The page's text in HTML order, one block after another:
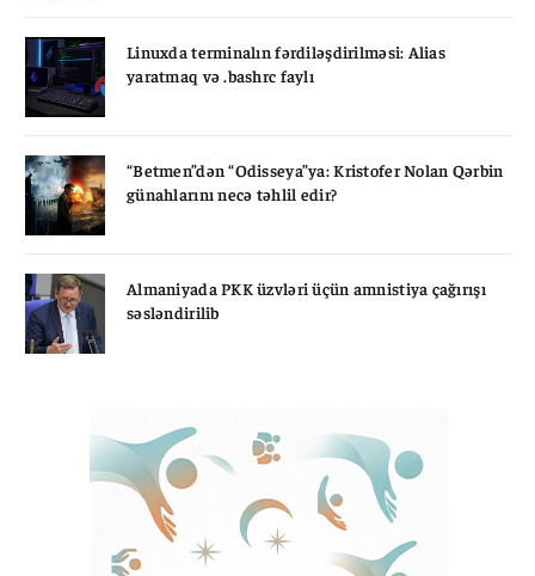
Linuxda terminalın fərdiləşdirilməsi: Alias
yaratmaq və .bashrc faylı
“Betmen”dən “Odisseya”ya: Kristofer Nolan Qərbin
günahlarını necə təhlil edir?
Almaniyada PKK üzvləri üçün amnistiya çağırışı
səsləndirilib